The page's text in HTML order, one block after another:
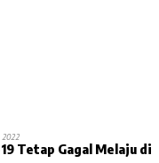
Tetap Gagal Melaju di